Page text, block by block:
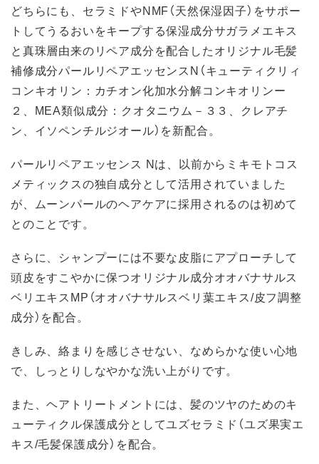
どちらにも、セラミドやNMF（天然保湿因子）をサポー
トしてうるおいをキープする保湿成分サガラメエキス
と真珠層由来のリペア成分を配合したオリジナル毛髪
補修成分パールリペアエッセンスN（キューティクリィ
コンキオリン：カチオン化加水分解コンキオリンー
２、MEA類似成分：クオタニウム－３３、クレアチ
ン、イソペンチルジオール）を新配合。
パールリペアエッセンス Nは、以前からミキモトコス
メティックスの独自成分として活用されていました
が、ムーンパールのヘアケアに採用されるのは初めて
とのことです。
さらに、シャンプーには不要な皮脂にアプローチして
頭皮をすこやかに保つオリジナル成分オオバナサルス
ベリエキスMP（オオバナサルスベリ葉エキス/皮フ調整
成分）を配合。
きしみ、絡まりを感じさせない、なめらかな使い心地
で、しっとりしなやかな洗い上がりです。
また、ヘアトリートメントには、髪のツヤのためのキ
ューティクル保護成分としてユズセラミド（ユズ果実エ
キス/毛髪保護成分）を配合。